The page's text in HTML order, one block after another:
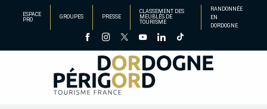
principal
ESPACE
PRO
GROUPES PRESSE
CLASSEMENT DES
MEUBLÉS DE
TOURISME
RANDONNÉE
EN
DORDOGNE